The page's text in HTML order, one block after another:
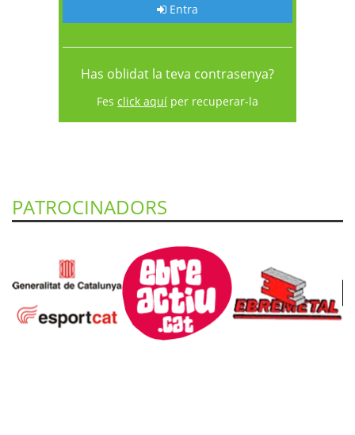
Entra
Has oblidat la teva contrasenya?
Fes click aquí per recuperar-la
PATROCINADORS